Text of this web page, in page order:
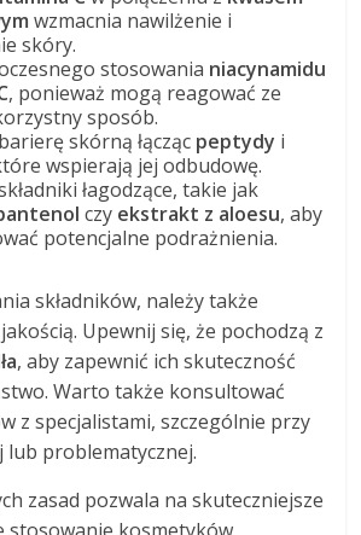
wzmacnia nawilżenie i
skóry.
stosowania niacynamidu
, ponieważ mogą reagować ze
sposób.
skórną łącząc peptydy i
wspierają jej odbudowę.
łagodzące, takie jak
czy ekstrakt z aloesu, aby
potencjalne podrażnienia.
składników, należy także
Upewnij się, że pochodzą z
, aby zapewnić ich skuteczność
Warto także konsultować
z specjalistami, szczególnie przy
lub problematycznej.
zasad pozwala na skuteczniejsze